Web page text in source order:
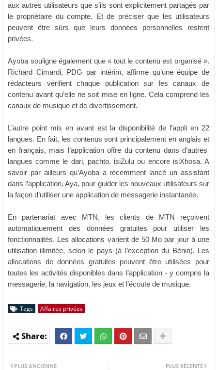
aux autres utilisateurs que s’ils sont explicitement partagés par
le propriétaire du compte. Et de préciser que les utilisateurs
peuvent être sûrs que leurs données personnelles restent
privées.
Ayoba souligne également que « tout le contenu est organisé ».
Richard Cimardi, PDG par intérim, affirme qu’une équipe de
rédacteurs vérifient chaque publication sur les canaux de
contenu avant qu’elle ne soit mise en ligne. Cela comprend les
canaux de musique et de divertissement.
L’autre point mis en avant est la disponibilité de l’appli en 22
langues. En fait, les contenus sont principalement en anglais et
en français, mais l’application offre du contenu dans d’autres
langues comme le dari, pachto, isiZulu ou encore isiXhosa. A
savoir par ailleurs qu’Ayoba a récemment lancé un assistant
dans l’application, Aya, pour guider les nouveaux utilisateurs sur
la façon d’utiliser une application de messagerie instantanée.
En partenariat avec MTN, les clients de MTN reçoivent
automatiquement des données gratuites pour utiliser les
fonctionnalités. Les allocations varient de 50 Mo par jour à une
utilisation illimitée, selon le pays (à l’exception du Bénin). Les
allocations de données gratuites peuvent être utilisées pour
toutes les activités disponibles dans l’application - y compris la
messagerie, la navigation, les jeux et l’écoute de musique.
Tags Affaires privées
PLUS RÉCENTE
PLUS ANCIENNE